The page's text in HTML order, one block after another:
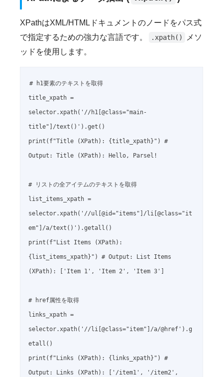
XPathはXML/HTMLドキュメントのノードをパス式
で指定するための強力な言語です。
.xpath()
メソ
ッドを使用します。
# h1要素のテキストを取得
title_xpath =
selector.xpath('//h1[@class="main-
title"]/text()').get()
print(f"Title (XPath): {title_xpath}") #
Output: Title (XPath): Hello, Parsel!
# リストの全アイテムのテキストを取得
list_items_xpath =
selector.xpath('//ul[@id="items"]/li[@class="it
em"]/a/text()').getall()
print(f"List Items (XPath):
{list_items_xpath}") # Output: List Items
(XPath): ['Item 1', 'Item 2', 'Item 3']
# href属性を取得
links_xpath =
selector.xpath('//li[@class="item"]/a/@href').g
etall()
print(f"Links (XPath): {links_xpath}") #
Output: Links (XPath): ['/item1', '/item2',